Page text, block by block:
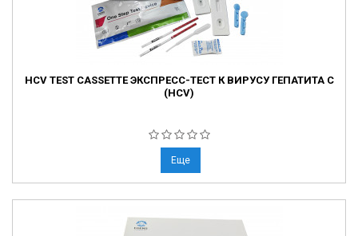
HCV TEST CASSETTE ЭКСПРЕСС-ТЕСТ К ВИРУСУ ГЕПАТИТА C
(HCV)
Еще